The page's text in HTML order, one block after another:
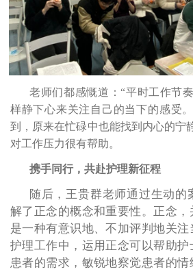
老师们都感慨道：“平时工作节
样静下心来关注自己的当下的感受
到，原来在忙碌中也能找到内心的宁
对工作压力很有帮助。
携手同行，共赴护理新征程
随后，王贵群老师通过生动的
解了正念的概念和重要性。正念，
是一种有意识地、不加评判地关
护理工作中，运用正念可以帮助
患者的需求，敏锐地察觉患者的情